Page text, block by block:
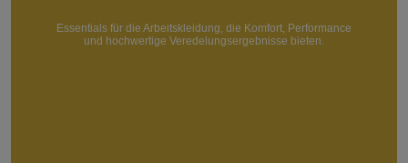
Essentials für die Arbeitskleidung, die Komfort, Performance
und hochwertige Veredelungsergebnisse bieten.